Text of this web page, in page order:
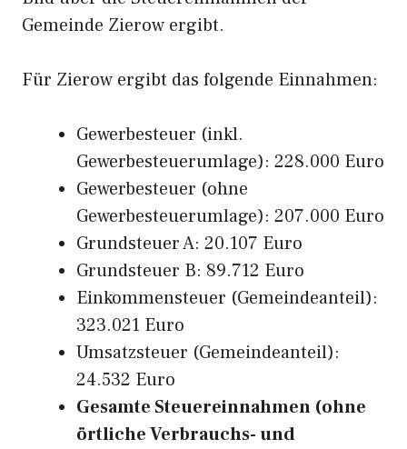
Gemeinde Zierow ergibt.
Für Zierow ergibt das folgende Einnahmen:
Gewerbesteuer (inkl.
Gewerbesteuerumlage): 228.000 Euro
Gewerbesteuer (ohne
Gewerbesteuerumlage): 207.000 Euro
Grundsteuer A: 20.107 Euro
Grundsteuer B: 89.712 Euro
Einkommensteuer (Gemeindeanteil):
323.021 Euro
Umsatzsteuer (Gemeindeanteil):
24.532 Euro
Gesamte Steuereinnahmen (ohne
örtliche Verbrauchs- und